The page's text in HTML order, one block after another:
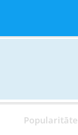
Popularitāte